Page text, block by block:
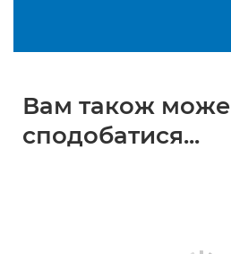
Вам також може
сподобатися...